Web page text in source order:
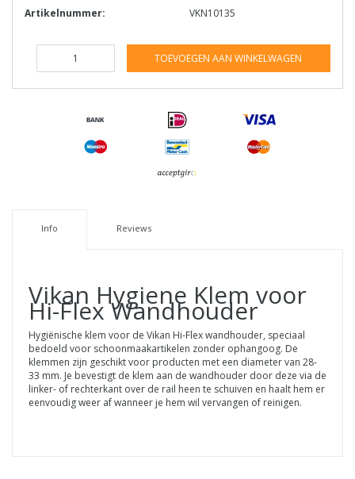
Artikelnummer:
VKN10135
TOEVOEGEN AAN WINKELWAGEN
Info Reviews
Vikan Hygiene Klem voor
Hi-Flex Wandhouder
Hygiënische klem voor de Vikan Hi-Flex wandhouder, speciaal
bedoeld voor schoonmaakartikelen zonder ophangoog. De
klemmen zijn geschikt voor producten met een diameter van 28-
33 mm. Je bevestigt de klem aan de wandhouder door deze via de
linker- of rechterkant over de rail heen te schuiven en haalt hem er
eenvoudig weer af wanneer je hem wil vervangen of reinigen.